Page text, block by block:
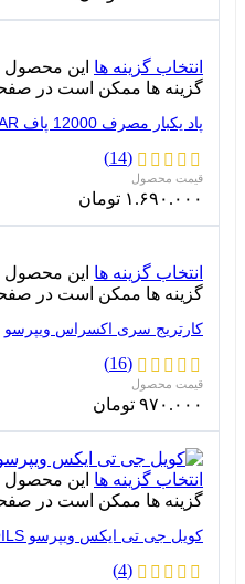
انتخاب گزینه ها این محصول
گزینه ها ممکن است در
پاد یکبار مصرف 12000 پاف STAR وزول نیکوتین 50
(14)
۱.۶۹۰.۰۰۰ تومان
انتخاب گزینه ها این محصول
گزینه ها ممکن است در
کارتریج سری اکسراس ویپرسو
(16)
۹۷۰.۰۰۰ تومان
انتخاب گزینه ها این محصول
گزینه ها ممکن است در
کویل جی تی ایکس ویپرسو VAPORESSO GTX COILS
(4)